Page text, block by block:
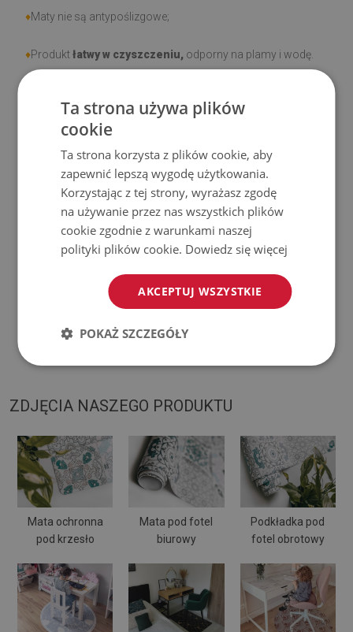
♦Maty nie są antypoślizgowe;
♦Produktłatwy w czyszczeniu, odporny na plamy i wodę.
użytkowaniu wynikające z upływu czasu (np. przetarcia) nie
podlegają reklamacjom.
Jak dbać o produkt?
Czyść wilgotną szmatką — nie używaj silnych środków
chemicznych.
Regularnie wietrz dolną warstwę maty.
Mata jest przeznaczona do użytku natwardej
powierzchni. Po umieszczeniu na miękkiej powierzchni
ZDJĘCIA NASZEGO PRODUKTU
Mata ochronna
pod krzesło
Mata pod fotel
biurowy
Podkładka pod
fotel obrotowy
Ta strona używa plików
cookie
Ta strona korzysta z plików cookie, aby
zapewnić lepszą wygodę użytkowania.
Korzystając z tej strony, wyrażasz zgodę
na używanie przez nas wszystkich plików
cookie zgodnie z warunkami naszej
polityki plików cookie. Dowiedz się więcej
AKCEPTUJ WSZYSTKIE
POKAŻ SZCZEGÓŁY